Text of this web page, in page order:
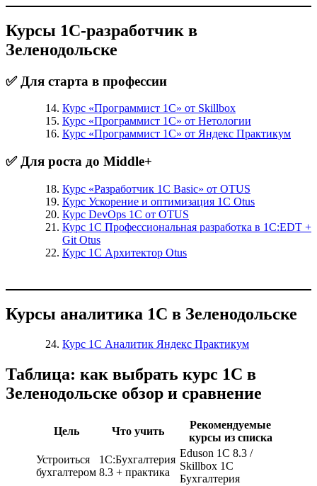
Курсы 1С-разработчик в
Зеленодольске
✅ Для старта в профессии
Курс «Программист 1С» от Skillbox
Курс «Программист 1С» от Нетологии
Курс «Программист 1С» от Яндекс Практикум
✅ Для роста до Middle+
Курс «Разработчик 1С Basic» от OTUS
Курс Ускорение и оптимизация 1С Otus
Курс DevOps 1С от OTUS
Курс 1С Профессиональная разработка в 1С:EDT +
Git Otus
Курс 1С Архитектор Otus
Курсы аналитика 1С в Зеленодольске
Курс 1С Аналитик Яндекс Практикум
Таблица: как выбрать курс 1С в
Зеленодольске обзор и сравнение
Цель Что учить
Рекомендуемые
курсы из списка
Устроиться
бухгалтером
1С:Бухгалтерия
8.3 + практика
Eduson 1С 8.3 /
Skillbox 1С
Бухгалтерия